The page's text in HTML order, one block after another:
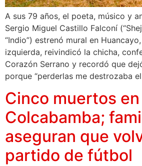
A sus 79 años, el poeta, músico y
Sergio Miguel Castillo Falconí
“Indio”) estrenó mural en
izquierda, reivindicó la chicha,
Corazón Serrano y recordó que
porque “perderlas me destrozaba el
Cinco muertos en
Colcabamba;
aseguran que
partido de fútbol